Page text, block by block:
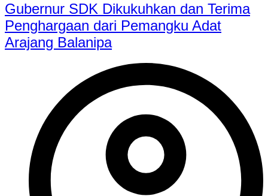
Gubernur SDK Dikukuhkan dan Terima
Penghargaan dari Pemangku Adat
Arajang Balanipa